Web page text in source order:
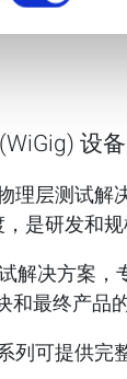
设
理层测试解
是研发和
解决方案，
和最终产品
列可提供完